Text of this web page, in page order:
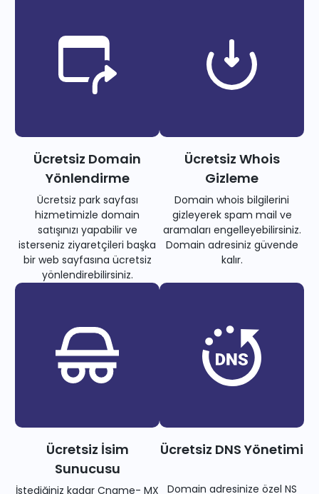
Ücretsiz Domain
Yönlendirme
Ücretsiz park sayfası
hizmetimizle domain
satışınızı yapabilir ve
isterseniz ziyaretçileri başka
bir web sayfasına ücretsiz
yönlendirebilirsiniz.
Ücretsiz Whois
Gizleme
Domain whois bilgilerini
gizleyerek spam mail ve
aramaları engelleyebilirsiniz.
Domain adresiniz güvende
kalır.
Ücretsiz İsim
Sunucusu
İstediğiniz kadar Cname- MX
Ücretsiz DNS Yönetimi
Domain adresinize özel NS